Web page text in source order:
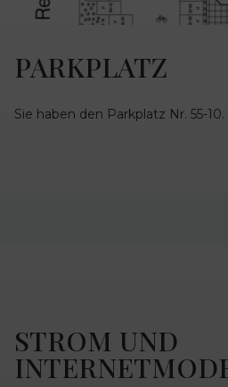
PARKPLATZ
Sie haben den Parkplatz Nr. 55-10.
STROM UND